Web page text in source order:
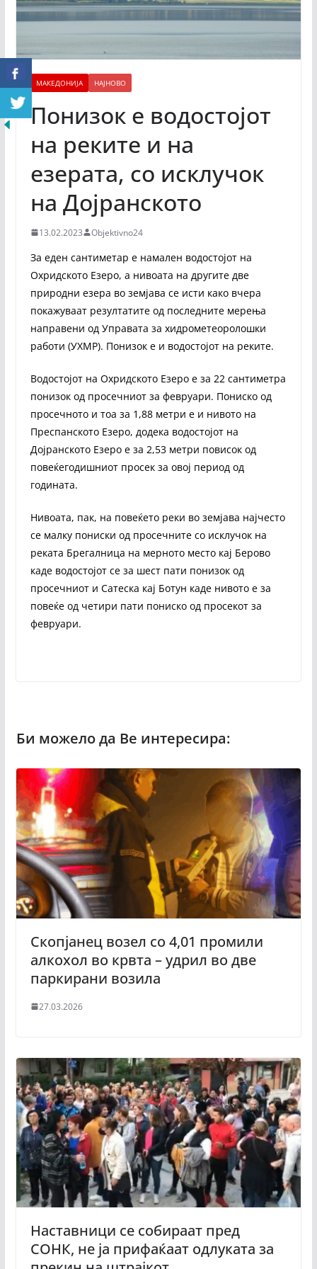
МАКЕДОНИЈА НАЈНОВО
Понизок е водостојот
на реките и на
езерата, со исклучок
на Дојранското
13.02.2023 Objektivno24
За еден сантиметар е намален водостојот на
Охридското Езеро, а нивоата на другите две
природни езера во земјава се исти како вчера
покажуваат резултатите од последните мерења
направени од Управата за хидрометеоролошки
работи (УХМР). Понизок е и водостојот на реките.
Bодостојот на Охридското Езеро е за 22 сантиметра
понизок од просечниот за февруари. Пониско од
просечното и тоа за 1,88 метри е и нивото на
Преспанското Езеро, додека водостојот на
Дојранското Езеро е за 2,53 метри повисок од
повеќегодишниот просек за овој период од
годината.
Нивоата, пак, на повеќето реки во земјава најчесто
се малку пониски од просечните со исклучок на
реката Брегалница на мерното место кај Берово
каде водостојот се за шест пати понизок од
просечниот и Сатеска кај Ботун каде нивото е за
повеќе од четири пати пониско од просекот за
февруари.
Скопјанец возел со 4,01 промили
алкохол во крвта – удрил во две
паркирани возила
27.03.2026
Наставници се собираат пред
СОНК, не ја прифаќаат одлуката за